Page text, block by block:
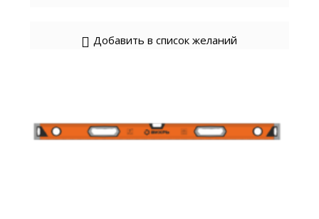
Добавить в список желаний